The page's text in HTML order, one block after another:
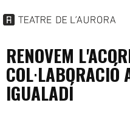
RENOVEM
COL·LABORACIÓ
IGUALADÍ